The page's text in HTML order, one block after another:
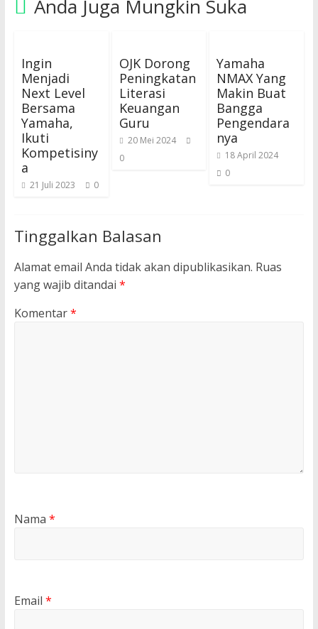
Anda Juga Mungkin Suka
Ingin
Menjadi
Next Level
Bersama
Yamaha,
Ikuti
Kompetisiny
a
21 Juli 2023 0
OJK Dorong
Peningkatan
Literasi
Keuangan
Guru
20 Mei 2024
0
Yamaha
NMAX Yang
Makin Buat
Bangga
Pengendara
nya
18 April 2024
0
Tinggalkan Balasan
Alamat email Anda tidak akan dipublikasikan. Ruas
yang wajib ditandai *
Komentar*
Nama *
Email *